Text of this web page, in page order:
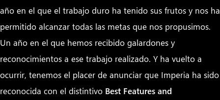
año en el que el trabajo duro ha tenido sus frutos y nos ha
permitido alcanzar todas las metas que nos propusimos.
Un año en el que hemos recibido galardones y
reconocimientos a ese trabajo realizado. Y ha vuelto a
ocurrir, tenemos el placer de anunciar que Imperia ha sido
reconocida con el distintivo Best Features and